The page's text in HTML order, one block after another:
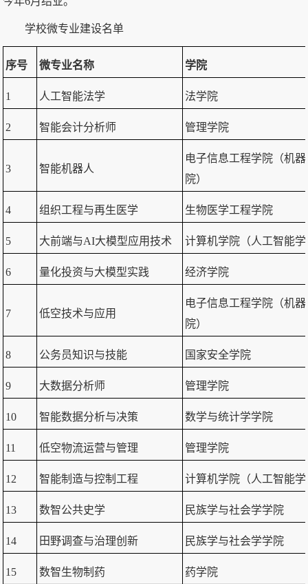
学校微专业建设名单
序号 微专业名称 学院
1 人工智能法学 法学院
2 智能会计分析师 管理学院
3 智能机器人
电子信息工程学院（机
院）
4 组织工程与再生医学 生物医学工程学院
5 大前端与AI大模型应用技术 计算机学院（人工智能
6 量化投资与大模型实践 经济学院
7 低空技术与应用
电子信息工程学院（机
院）
8 公务员知识与技能 国家安全学院
9 大数据分析师 管理学院
10 智能数据分析与决策 数学与统计学学院
11 低空物流运营与管理 管理学院
12 智能制造与控制工程 计算机学院（人工智能
13 数智公共史学 民族学与社会学学院
14 田野调查与治理创新 民族学与社会学学院
15 数智生物制药 药学院